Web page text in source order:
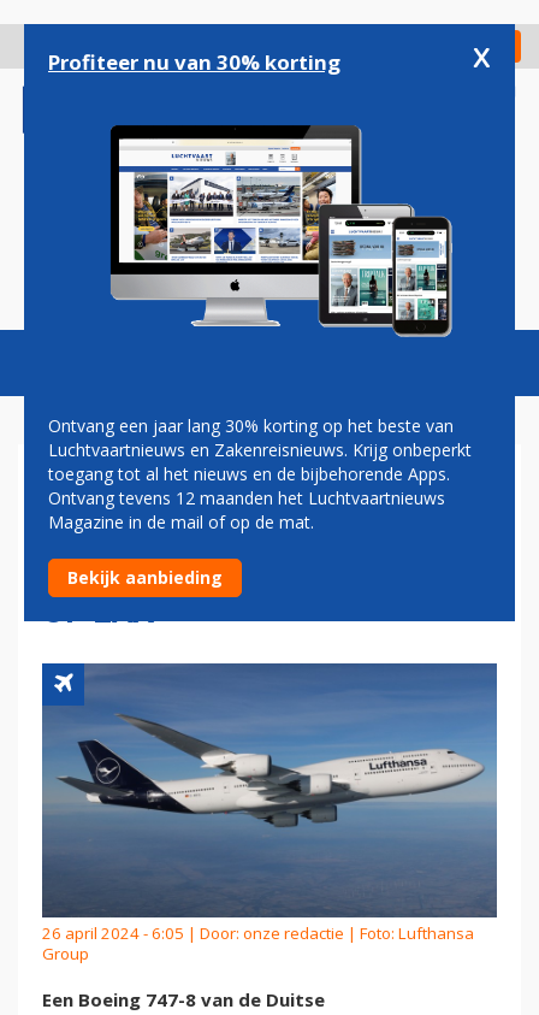
gaan
Check in
Magazine Podcasts Vacatures
VIDEO: BOEING 747 VAN
LUFTHANSA MAAKT
STUITERENDE DOORSTART
OP LAX
26 april 2024 - 6:05 | Door: onze redactie | Foto: Lufthansa
Group
Een Boeing 747-8 van de Duitse
Profiteer nu van 30% korting x
Ontvang een jaar lang 30% korting op het beste van
Luchtvaartnieuws en Zakenreisnieuws. Krijg onbeperkt
toegang tot al het nieuws en de bijbehorende Apps.
Ontvang tevens 12 maanden het Luchtvaartnieuws
Magazine in de mail of op de mat.
Bekijk aanbieding